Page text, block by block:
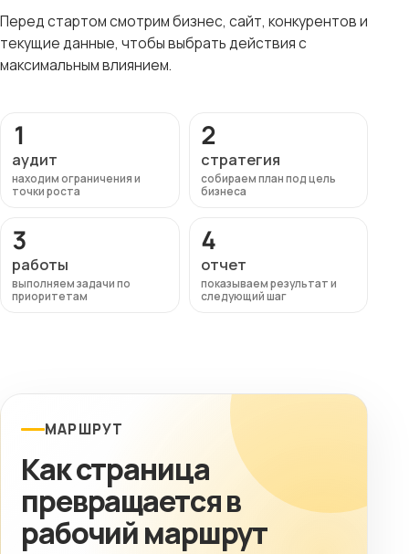
Перед стартом смотрим бизнес, сайт, конкурентов и
текущие данные, чтобы выбрать действия с
максимальным влиянием.
1
аудит
находим ограничения и
точки роста
2
стратегия
собираем план под цель
бизнеса
3
работы
выполняем задачи по
приоритетам
4
отчет
показываем результат и
следующий шаг
МАРШРУТ
Как страница
превращается в
рабочий маршрут